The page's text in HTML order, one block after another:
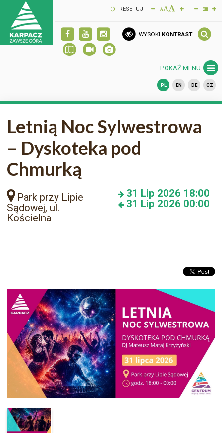
RESETUJ
WYSOKI KONTRAST
POKAŻ MENU
PL EN DE CZ
Letnią Noc Sylwestrowa
– Dyskoteka pod
Chmurką
Park przy Lipie
Sądowej, ul.
Kościelna
31 Lip 2026 18:00
31 Lip 2026 00:00